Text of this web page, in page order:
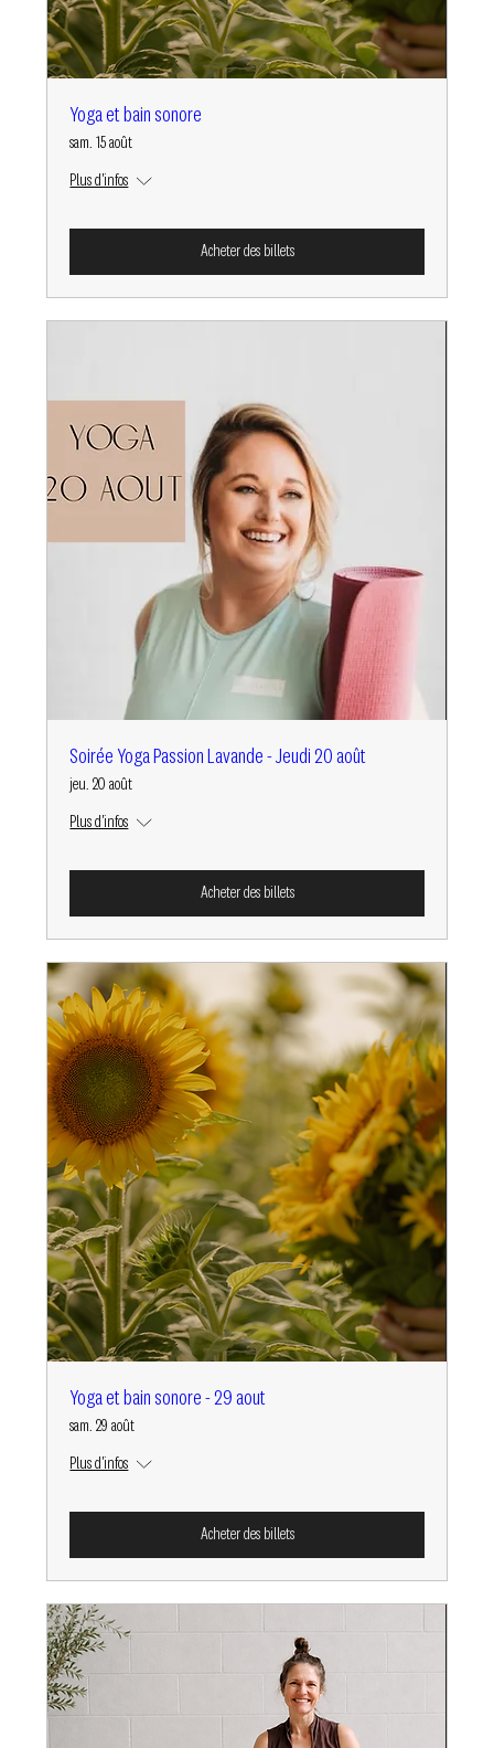
Yoga et bain sonore
sam. 15 août
Plus d'infos
Acheter des billets
Soirée Yoga Passion Lavande - Jeudi 20 août
jeu. 20 août
Plus d'infos
Acheter des billets
Yoga et bain sonore - 29 aout
sam. 29 août
Plus d'infos
Acheter des billets